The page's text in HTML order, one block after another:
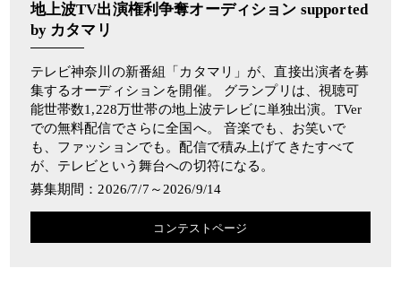
地上波TV出演権利争奪オーディション supported
by カタマリ
テレビ神奈川の新番組「カタマリ」が、直接出演者を募
集するオーディションを開催。 グランプリは、視聴可
能世帯数1,228万世帯の地上波テレビに単独出演。TVer
での無料配信でさらに全国へ。 音楽でも、お笑いで
も、ファッションでも。配信で積み上げてきたすべて
が、テレビという舞台への切符になる。
募集期間：2026/7/7～2026/9/14
コンテストページ